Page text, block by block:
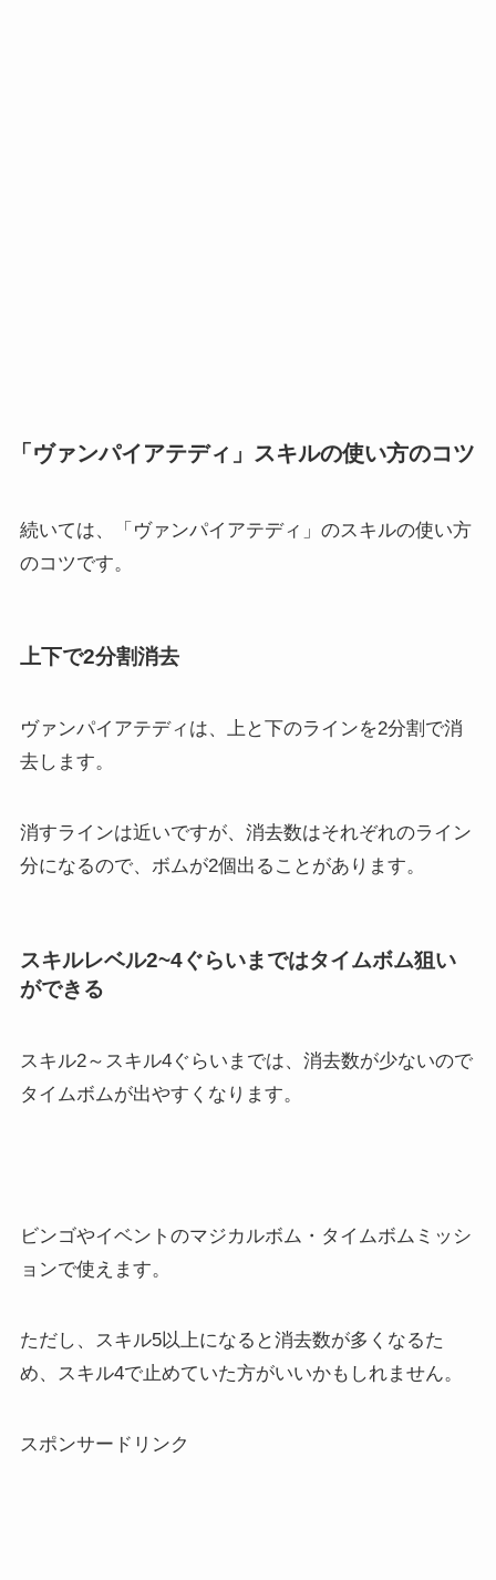
「ヴァンパイアテディ」スキルの使い方のコツ
続いては、「ヴァンパイアテディ」のスキルの使い方
のコツです。
上下で2分割消去
ヴァンパイアテディは、上と下のラインを2分割で消
去します。
消すラインは近いですが、消去数はそれぞれのライン
分になるので、ボムが2個出ることがあります。
スキルレベル2~4ぐらいまではタイムボム狙い
ができる
スキル2～スキル4ぐらいまでは、消去数が少ないので
タイムボムが出やすくなります。
ビンゴやイベントのマジカルボム・タイムボムミッシ
ョンで使えます。
ただし、スキル5以上になると消去数が多くなるた
め、スキル4で止めていた方がいいかもしれません。
スポンサードリンク